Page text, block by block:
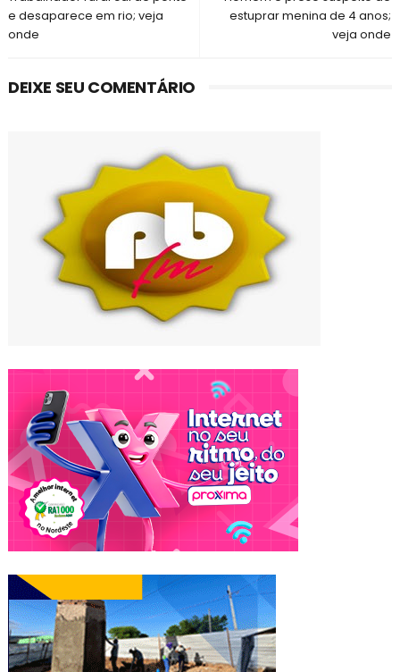
estuprar menina de 4 anos;
veja onde
e desaparece em rio; veja
onde
DEIXE SEU COMENTÁRIO